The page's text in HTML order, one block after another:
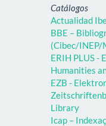
Catálogos
Actualidad
BBE –
(Cibec/INEP/
ERIH PLUS -
Humanities
EZB -
Library
Icap –